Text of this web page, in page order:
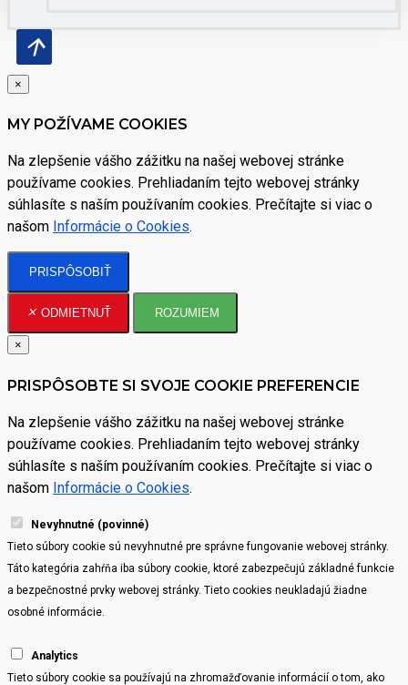
×
MY POŽÍVAME COOKIES
Na zlepšenie vášho zážitku na našej webovej stránke
používame cookies. Prehliadaním tejto webovej stránky
súhlasíte s naším používaním cookies. Prečítajte si viac o
našom Informácie o Cookies.
PRISPÔSOBIŤ
ODMIETNUŤ ROZUMIEM
×
PRISPÔSOBTE SI SVOJE COOKIE PREFERENCIE
Na zlepšenie vášho zážitku na našej webovej stránke
používame cookies. Prehliadaním tejto webovej stránky
súhlasíte s naším používaním cookies. Prečítajte si viac o
našom Informácie o Cookies.
Nevyhnutné (povinné)
Tieto súbory cookie sú nevyhnutné pre správne fungovanie webovej stránky.
Táto kategória zahŕňa iba súbory cookie, ktoré zabezpečujú základné funkcie
a bezpečnostné prvky webovej stránky. Tieto cookies neukladajú žiadne
osobné informácie.
Analytics
Tieto súbory cookie sa používajú na zhromažďovanie informácií o tom, ako